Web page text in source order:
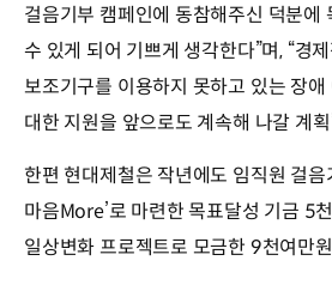
걸음기부 캠페인에 동참해주신 덕분에
수 있게 되어 기쁘게 생각한다”며, “경
보조기구를 이용하지 못하고 있는 장
대한 지원을 앞으로도 계속해 나갈 계
한편 현대제철은 작년에도 임직원 걸
마음More’로 마련한 목표달성 기금 5
일상변화 프로젝트로 모금한 9천여만